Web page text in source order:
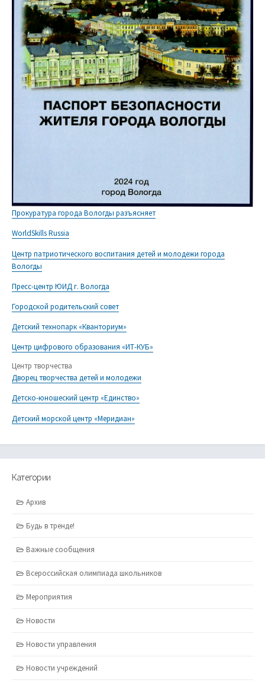
Прокуратура города Вологды разъясняет
WorldSkills Russia
Центр патриотического воспитания детей и молодежи города
Вологды
Пресс-центр ЮИД г. Вологда
Городской родительский совет
Детский технопарк «Кванториум»
Центр цифрового образования «ИТ-КУБ»
Центр творчества
Дворец творчества детей и молодежи
Детско-юношеский центр «Единство»
Детский морской центр «Меридиан»
Категории
Архив
Будь в тренде!
Важные сообщения
Всероссийская олимпиада школьников
Мероприятия
Новости
Новости управления
Новости учреждений